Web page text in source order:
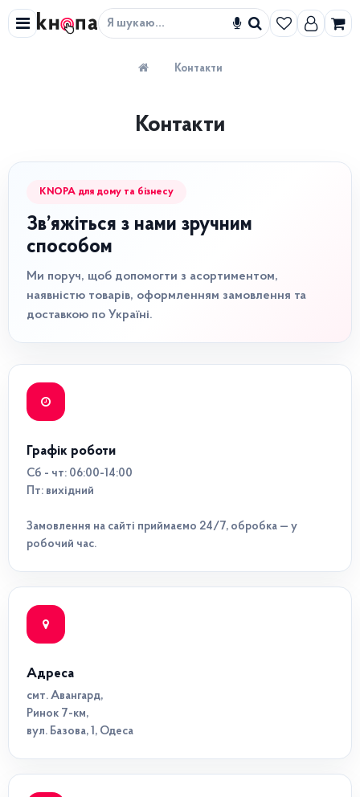
Знайти
Контакти
Контакти
KNOPA для дому та бізнесу
Зв’яжіться з нами зручним
способом
Ми поруч, щоб допомогти з асортиментом,
наявністю товарів, оформленням замовлення та
доставкою по Україні.
Графік роботи
Сб - чт: 06:00-14:00
Пт: вихідний
Замовлення на сайті приймаємо 24/7, обробка — у
робочий час.
Адреса
смт. Авангард,
Ринок 7-км,
вул. Базова, 1, Одеса